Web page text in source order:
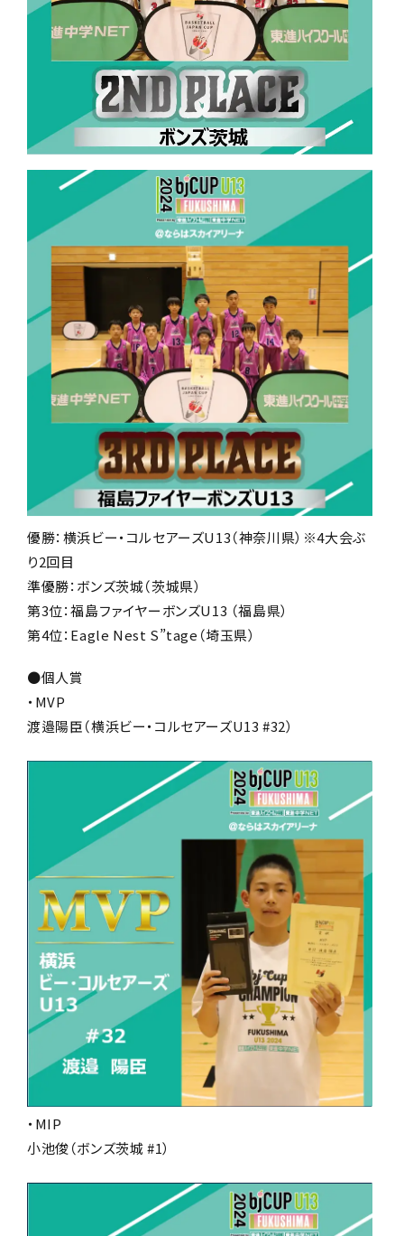
優勝：横浜ビー・コルセアーズU13（神奈川県）※4大会ぶ
り2回目
準優勝：ボンズ茨城（茨城県）
第3位：福島ファイヤーボンズU13 （福島県）
第4位：Eagle Nest S”tage（埼玉県）
●個人賞
・MVP
渡邉陽臣（横浜ビー・コルセアーズU13 #32）
・MIP
小池俊（ボンズ茨城 #1）